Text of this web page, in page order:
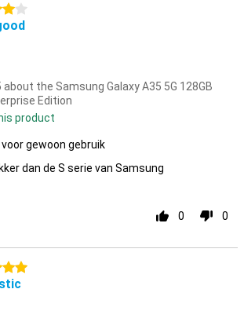
the Samsung Galaxy A35 5G 128GB
Edition
product
gewoon gebruik
dan de S serie van Samsung
0 0